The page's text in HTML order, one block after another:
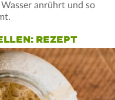
anrührt und so
REZEPT